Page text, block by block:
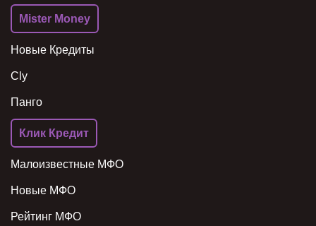
Mister Money
Новые Кредиты
Cly
Панго
Клик Кредит
Малоизвестные МФО
Новые МФО
Рейтинг МФО